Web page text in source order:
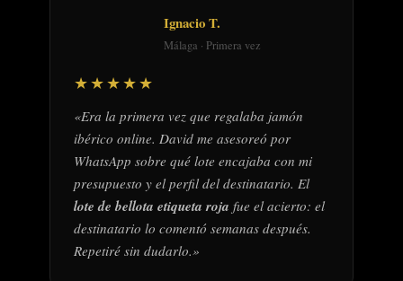
Ignacio T.
Málaga · Primera vez
★★★★★
«Era la primera vez que regalaba jamón
ibérico online. David me asesoreó por
WhatsApp sobre qué lote encajaba con mi
presupuesto y el perfil del destinatario. El
lote de bellota etiqueta roja fue el acierto: el
destinatario lo comentó semanas después.
Repetiré sin dudarlo.»